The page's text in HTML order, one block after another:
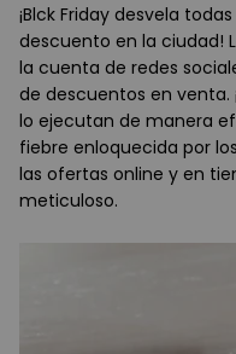
¡Blck Friday desvela
descuento en la ciudad!
la cuenta de redes
de descuentos en venta.
lo ejecutan de manera
fiebre enloquecida por
las ofertas online y en
meticuloso.